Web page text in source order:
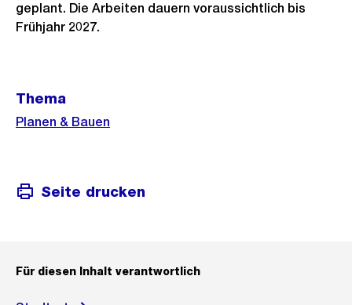
geplant. Die Arbeiten dauern voraussichtlich bis
Frühjahr 2027.
Informationen
Thema
Planen & Bauen
Seite drucken
Für diesen Inhalt verantwortlich